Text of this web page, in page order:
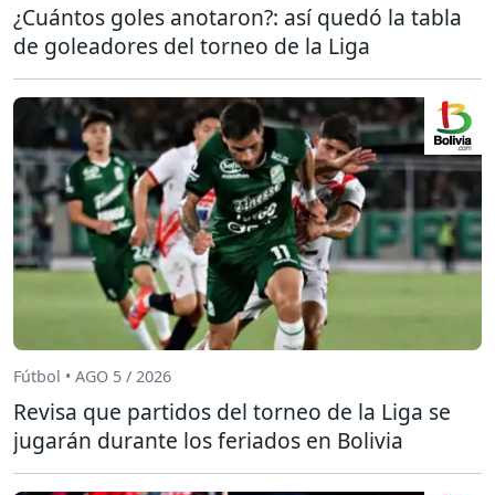
¿Cuántos goles anotaron?: así quedó la tabla
de goleadores del torneo de la Liga
Fútbol • AGO 5 / 2026
Revisa que partidos del torneo de la Liga se
jugarán durante los feriados en Bolivia